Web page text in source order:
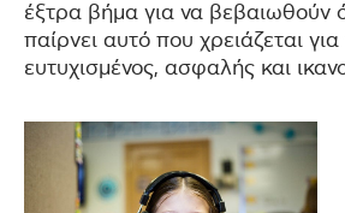
έξτρα βήμα για να βεβαιωθούν
παίρνει αυτό που χρειάζεται
ευτυχισμένος, ασφαλής και